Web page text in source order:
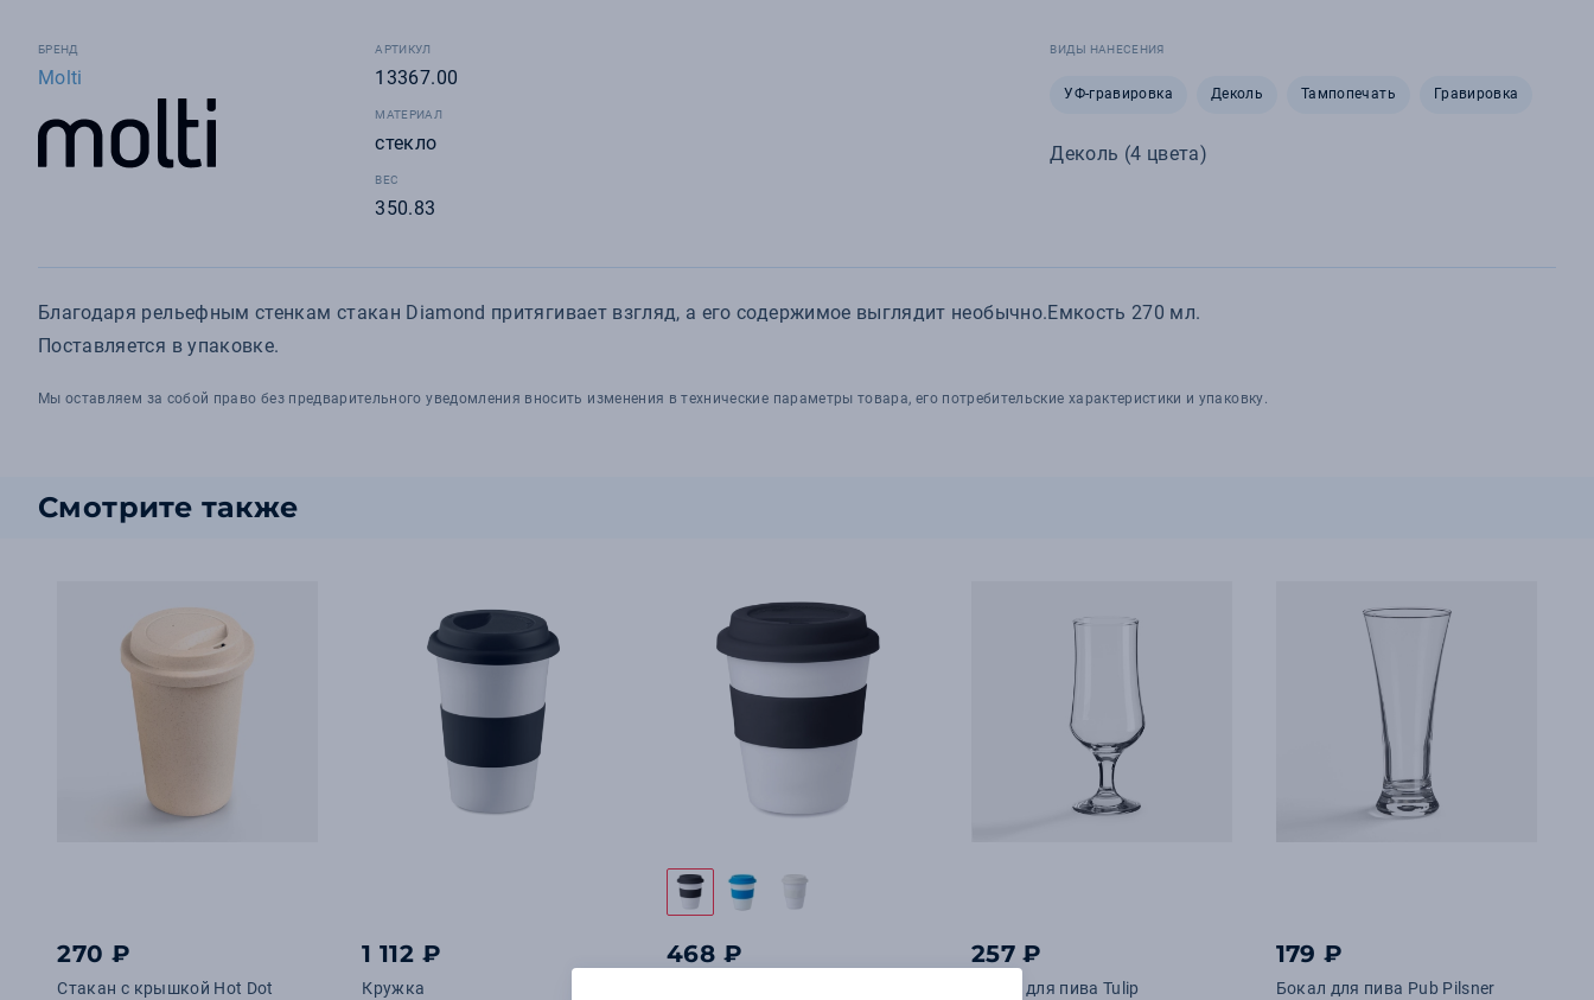
БРЕНД
Molti
АРТИКУЛ
13367.00
МАТЕРИАЛ
стекло
ВЕС
350.83
ВИДЫ НАНЕСЕНИЯ
УФ-гравировка Деколь Тампопечать Гравировка
Деколь (4 цвета)
Благодаря рельефным стенкам стакан Diamond притягивает взгляд, а его содержимое выглядит необычно.Емкость 270 мл.
Поставляется в упаковке.
Мы оставляем за собой право без предварительного уведомления вносить изменения в технические параметры товара, его потребительские характеристики и упаковку.
Смотрите также
270 ₽
Стакан с крышкой Hot Dot
1 112 ₽
Кружка
468 ₽ 257 ₽
Бокал для пива Tulip
179 ₽
Бокал для пива Pub Pilsner